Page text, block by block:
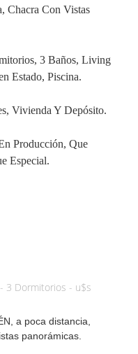
Chacra Con Vistas
3 Baños, Living
Estado, Piscina.
Vivienda Y Depósito.
Producción, Que
Especial.
3 Dormitorios - u$s
a poca distancia,
panorámicas.